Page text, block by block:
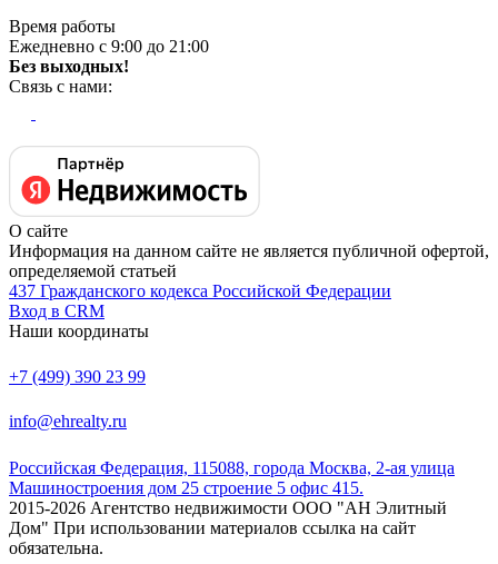
Время работы
Ежедневно с 9:00 до 21:00
Без выходных!
Связь с нами:
О сайте
Информация на данном сайте не является публичной офертой,
определяемой статьей
437 Гражданского кодекса Российской Федерации
Вход в CRM
Наши координаты
+7 (499) 390 23 99
info@ehrealty.ru
Российская Федерация, 115088, города Москва, 2-ая улица
Машиностроения дом 25 строение 5 офис 415.
2015-2026 Агентство недвижимости ООО "АН Элитный
Дом" При использовании материалов ссылка на сайт
обязательна.